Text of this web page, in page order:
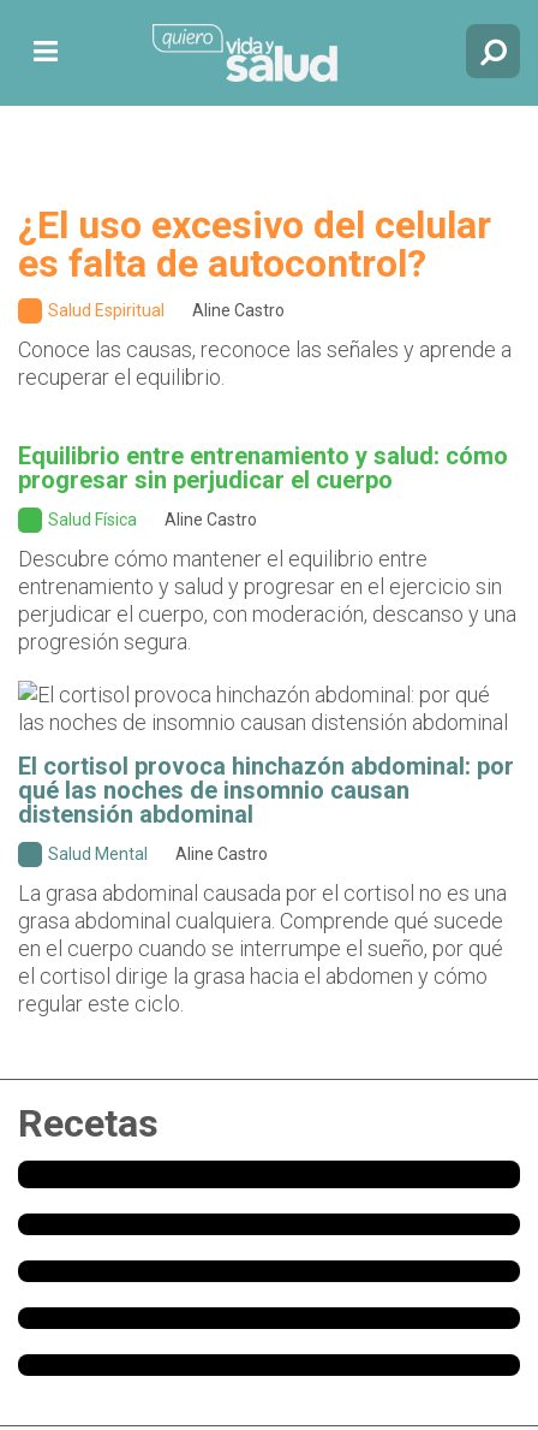
¿El uso excesivo del celular
es falta de autocontrol?
Salud Espiritual Aline Castro
Conoce las causas, reconoce las señales y aprende a
recuperar el equilibrio.
Equilibrio entre entrenamiento y salud: cómo
progresar sin perjudicar el cuerpo
Salud Física Aline Castro
Descubre cómo mantener el equilibrio entre
entrenamiento y salud y progresar en el ejercicio sin
perjudicar el cuerpo, con moderación, descanso y una
progresión segura.
El cortisol provoca hinchazón abdominal: por
qué las noches de insomnio causan
distensión abdominal
Salud Mental Aline Castro
La grasa abdominal causada por el cortisol no es una
grasa abdominal cualquiera. Comprende qué sucede
en el cuerpo cuando se interrumpe el sueño, por qué
el cortisol dirige la grasa hacia el abdomen y cómo
regular este ciclo.
Recetas